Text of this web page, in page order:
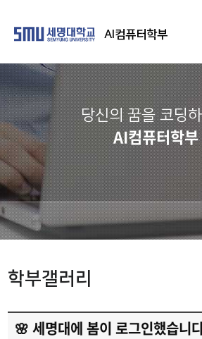
AI컴퓨터학부
당신의 꿈을 코딩
AI컴퓨터학부
학부갤러리
🌸 세명대에 봄이 로그인했습니